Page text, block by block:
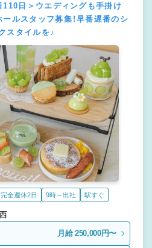
日＞ウエディングも手掛け
ルスタッフ募集！早番遅番のシ
スタイルを♪
完全週休2日 9時～出社 駅すぐ
西
月給 250,000円〜